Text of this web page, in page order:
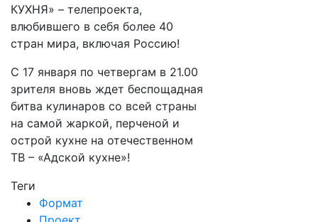
КУХНЯ» – телепроекта,
влюбившего в себя более 40
стран мира, включая Россию!
С 17 января по четвергам в 21.00
зрителя вновь ждет беспощадная
битва кулинаров со всей страны
на самой жаркой, перченой и
острой кухне на отечественном
ТВ – «Адской кухне»!
Теги
Формат